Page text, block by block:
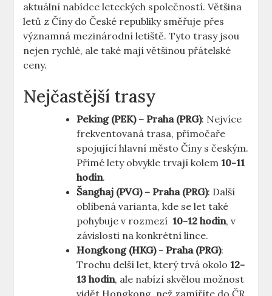
aktuální ⁣nabídce ⁤leteckých společností. ‍Většina
letů z Číny do ⁣České republiky ‌směřuje přes
významná mezinárodní letiště. ⁤Tyto trasy jsou
nejen rychlé, ‍ale ⁤také mají⁣ většinou přátelské
ceny.
Nejčastější trasy
Peking (PEK) – Praha (PRG): Nejvíce
⁣frekventovaná trasa, přímočaře
spojující ⁣hlavní město⁢ Číny s‌ českým.
Přímé​ lety obvykle trvají kolem 10-11‍
hodin.
Šanghaj (PVG) – Praha (PRG): Další⁢
oblíbená ⁤varianta, kde se ‌let‍ také
pohybuje v rozmezí ⁢ 10-12 hodin, v
závislosti ⁣na konkrétní ⁢lince.
Hongkong (HKG) ​- ⁤Praha (PRG):
Trochu delší⁣ let, který‍ trvá okolo‍ 12-
13 hodin, ale nabízí‍ skvělou možnost